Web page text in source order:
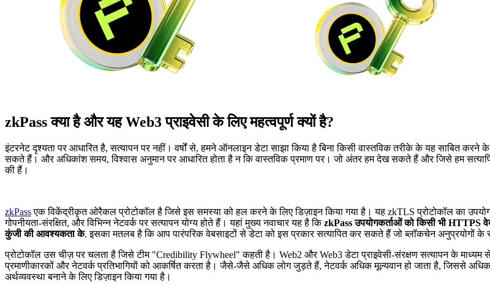
zkPass क्या है और यह Web3 प्राइवेसी के लिए महत्वपूर्ण क्यों है?
इंटरनेट दृश्यता पर आधारित है, सत्यापन पर नहीं। वर्षों से, हमने ऑनलाइन डेटा साझा किया है बिना किसी वास्तविक तरीके के यह साबित
सकते हैं। और अधिकांश समय, विश्वास अनुमान पर आधारित होता है न कि वास्तविक प्रमाण पर। जो अंतर हम देख सकते हैं और जिसे हम
की हैं।
zkPassएक विकेंद्रीकृत ओरैकल प्रोटोकॉल है जिसे इस समस्या को हल करने के लिए डिज़ाइन किया गया है। यह zkTLS प्रोटोकॉल का उपयोग
गोपनीयता-संरक्षित, और विभिन्न नेटवर्क पर सत्यापन योग्य होते हैं। यहां मुख्य नवाचार यह है किzkPass उपयोगकर्ताओं को किसी भी HTTPS
कुंजी की आवश्यकता के. इसका मतलब है कि आप पारंपरिक वेबसाइटों से डेटा को इस प्रकार सत्यापित कर सकते हैं जो ब्लॉकचेन अनुप्रयोगों
प्रोटोकॉल उस चीज़ पर चलता है जिसे टीम "Credibility Flywheel" कहती है। Web2 और Web3 डेटा प्राइवेसी-संरक्षण सत्यापन के माध्यम से
प्रमाणीकारकों और नेटवर्क प्रतिभागियों को आकर्षित करता है। जैसे-जैसे अधिक लोग जुड़ते हैं, नेटवर्क अधिक मूल्यवान हो जाता है, जिससे
अर्थव्यवस्था बनाने के लिए डिज़ाइन किया गया है।